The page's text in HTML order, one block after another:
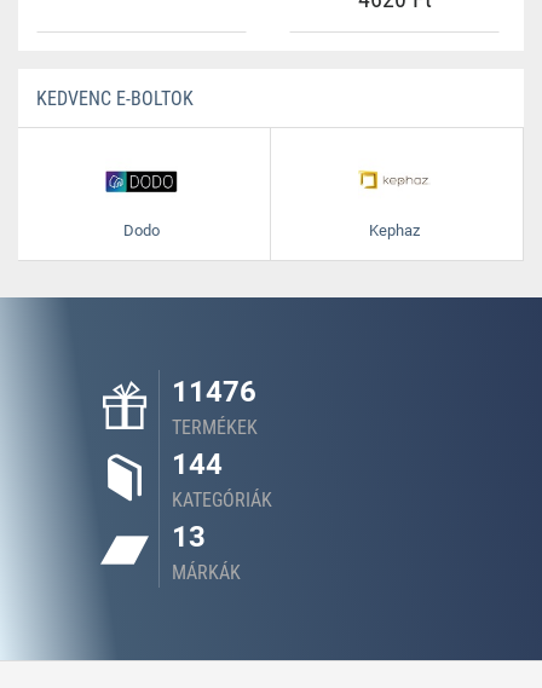
KEDVENC E-BOLTOK
Dodo Kephaz
11476
TERMÉKEK
144
KATEGÓRIÁK
13
MÁRKÁK